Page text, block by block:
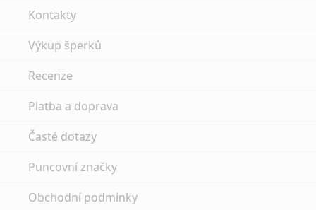
Kontakty
Výkup šperků
Recenze
Platba a doprava
Časté dotazy
Puncovní značky
Obchodní podmínky